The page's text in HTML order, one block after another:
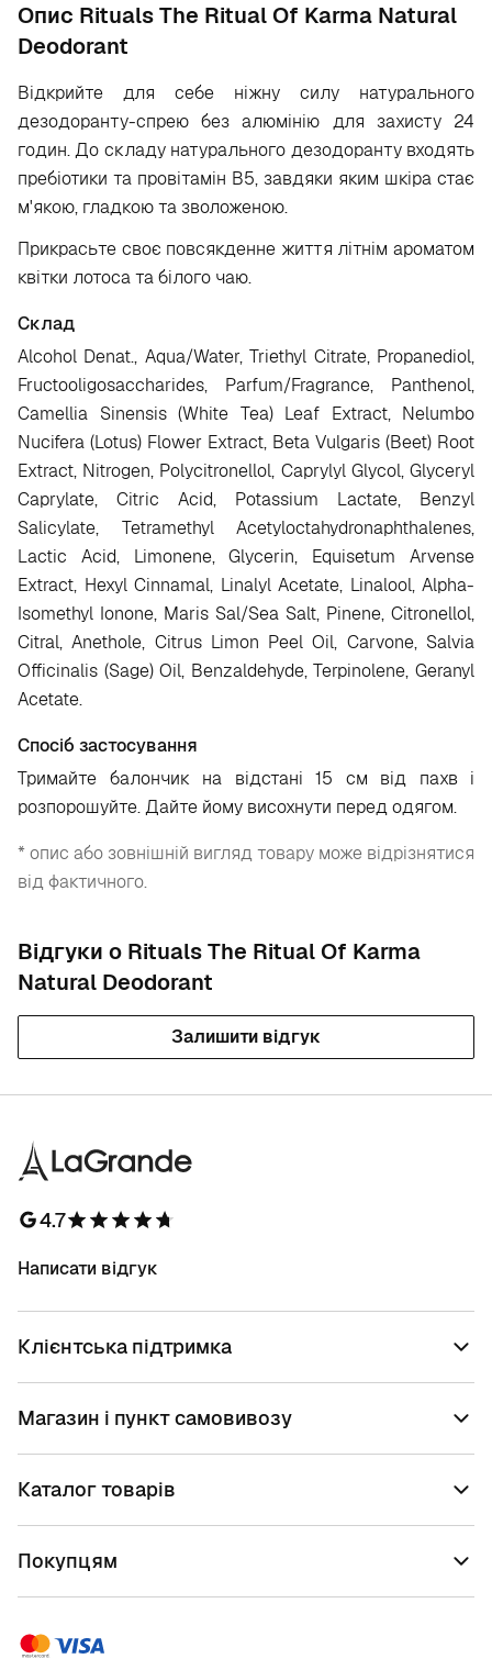
Опис Rituals The Ritual Of Karma Natural
Deodorant
Відкрийте для себе ніжну силу натурального
дезодоранту-спрею без алюмінію для захисту 24
годин. До складу натурального дезодоранту входять
пребіотики та провітамін В5, завдяки яким шкіра стає
м'якою, гладкою та зволоженою.
Прикрасьте своє повсякденне життя літнім ароматом
квітки лотоса та білого чаю.
Склад
Alcohol Denat., Aqua/Water, Triethyl Citrate, Propanediol,
Fructooligosaccharides, Parfum/Fragrance, Panthenol,
Camellia Sinensis (White Tea) Leaf Extract, Nelumbo
Nucifera (Lotus) Flower Extract, Beta Vulgaris (Beet) Root
Extract, Nitrogen, Polycitronellol, Caprylyl Glycol, Glyceryl
Caprylate, Citric Acid, Potassium Lactate, Benzyl
Salicylate, Tetramethyl Acetyloctahydronaphthalenes,
Lactic Acid, Limonene, Glycerin, Equisetum Arvense
Extract, Hexyl Cinnamal, Linalyl Acetate, Linalool, Alpha-
Isomethyl Ionone, Maris Sal/Sea Salt, Pinene, Citronellol,
Citral, Anethole, Citrus Limon Peel Oil, Carvone, Salvia
Officinalis (Sage) Oil, Benzaldehyde, Terpinolene, Geranyl
Acetate.
Спосіб застосування
Тримайте балончик на відстані 15 см від пахв і
розпорошуйте. Дайте йому висохнути перед одягом.
* опис або зовнішній вигляд товару може відрізнятися
від фактичного.
Відгуки о Rituals The Ritual Of Karma
Natural Deodorant
Залишити відгук
4.7
Написати відгук
Клієнтська підтримка
Магазин і пункт самовивозу
Каталог товарів
Покупцям